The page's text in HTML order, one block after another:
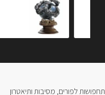
כדור קריסטל
₪499.00
תחפושות לפורים, מסיבות ותיאטרון